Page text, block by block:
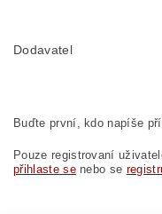
Dodavatel
Buďte první, kdo napíše
Pouze registrovaní
přihlaste senebo se